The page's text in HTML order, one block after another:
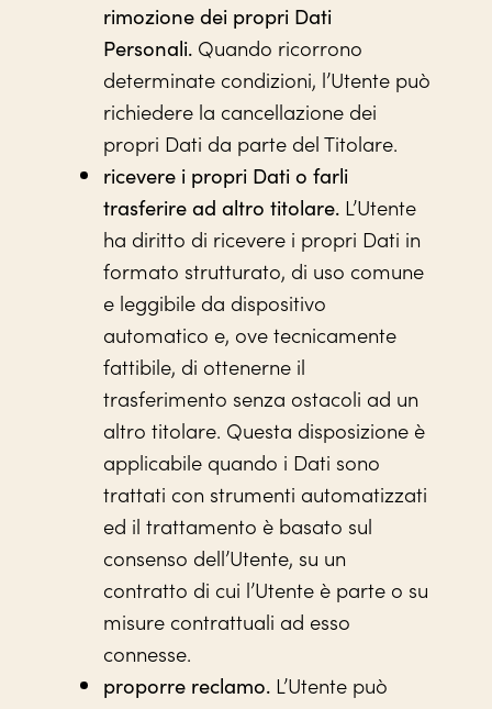
rimozione dei propri Dati
Personali.Quando ricorrono
determinate condizioni, l’Utente può
richiedere la cancellazione dei
propri Dati da parte del Titolare.
ricevere i propri Dati o farli
trasferire ad altro titolare.L’Utente
ha diritto di ricevere i propri Dati in
formato strutturato, di uso comune
e leggibile da dispositivo
automatico e, ove tecnicamente
fattibile, di ottenerne il
trasferimento senza ostacoli ad un
altro titolare. Questa disposizione è
applicabile quando i Dati sono
trattati con strumenti automatizzati
ed il trattamento è basato sul
consenso dell’Utente, su un
contratto di cui l’Utente è parte o su
misure contrattuali ad esso
connesse.
proporre reclamo.L’Utente può